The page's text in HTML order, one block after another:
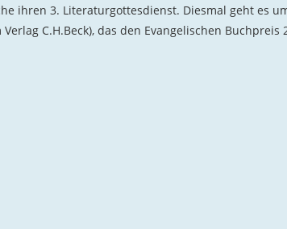
ihren 3. Literaturgottesdienst. Diesmal geht es
C.H.Beck), das den Evangelischen